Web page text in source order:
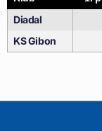
Diadal
KS Gibon